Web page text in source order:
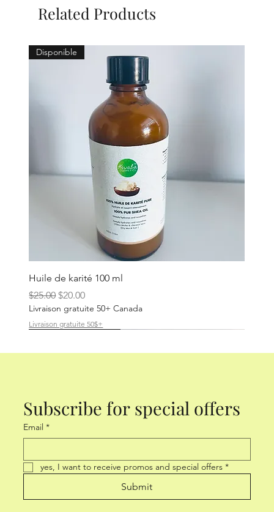
Related Products
Disponible
Huile de karité 100 ml
Regular Price
$25.00 Sale Price
$20.00
Livraison gratuite 50+ Canada
Livraison gratuite 50$+
Subscribe for special offers
Email *
yes, I want to receive promos and special offers *
Submit